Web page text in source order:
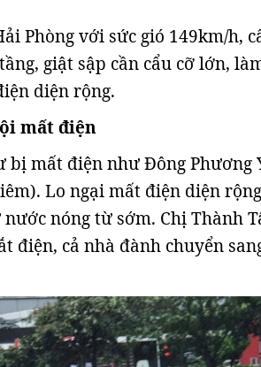
Phòng với sức gió 149km/h,
giật sập cần cẩu cỡ lớn,
diện rộng.
mất điện
bị mất điện như Đông Phương
Lo ngại mất điện diện
nóng từ sớm. Chị Thành
điện, cả nhà đành chuyển